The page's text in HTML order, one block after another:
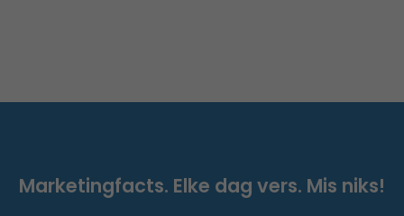
Marketingfacts. Elke dag vers. Mis niks!